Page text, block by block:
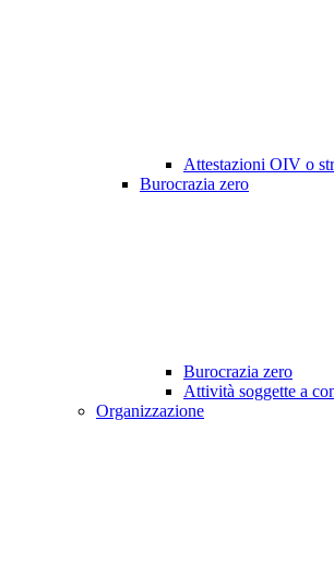
Attestazioni OIV o
Burocrazia zero
Burocrazia zero
Attività soggette a
Organizzazione